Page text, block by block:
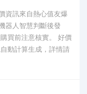
資訊來自熱心值友爆
器人智慧判斷後發
買前注意核實。 好價
動計算生成，詳情請